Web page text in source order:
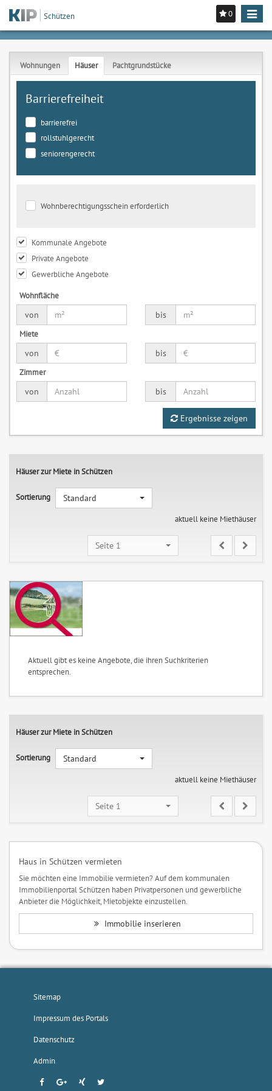
0
Toggle
Schützen
Wohnungen Häuser Pachtgrundstücke
Barrierefreiheit
barrierefrei
rollstuhlgerecht
seniorengerecht
Wohnberechtigungsschein erforderlich
Kommunale Angebote
Private Angebote
Gewerbliche Angebote
Wohnfläche
von
bis
Miete
von
bis
Zimmer
von
bis
Ergebnisse zeigen
Häuser zur Miete in Schützen
Sortierung
Standard
aktuell keine Miethäuser
Seite 1
Aktuell gibt es keine Angebote, die ihren Suchkriterien
entsprechen.
Häuser zur Miete in Schützen
Sortierung
Standard
aktuell keine Miethäuser
Seite 1
Haus in Schützen vermieten
Sie möchten eine Immobilie vermieten? Auf dem kommunalen
Immobilienportal Schützen haben Privatpersonen und gewerbliche
Anbieter die Möglichkeit, Mietobjekte einzustellen.
Immobilie inserieren
Sitemap
Impressum des Portals
Datenschutz
Admin